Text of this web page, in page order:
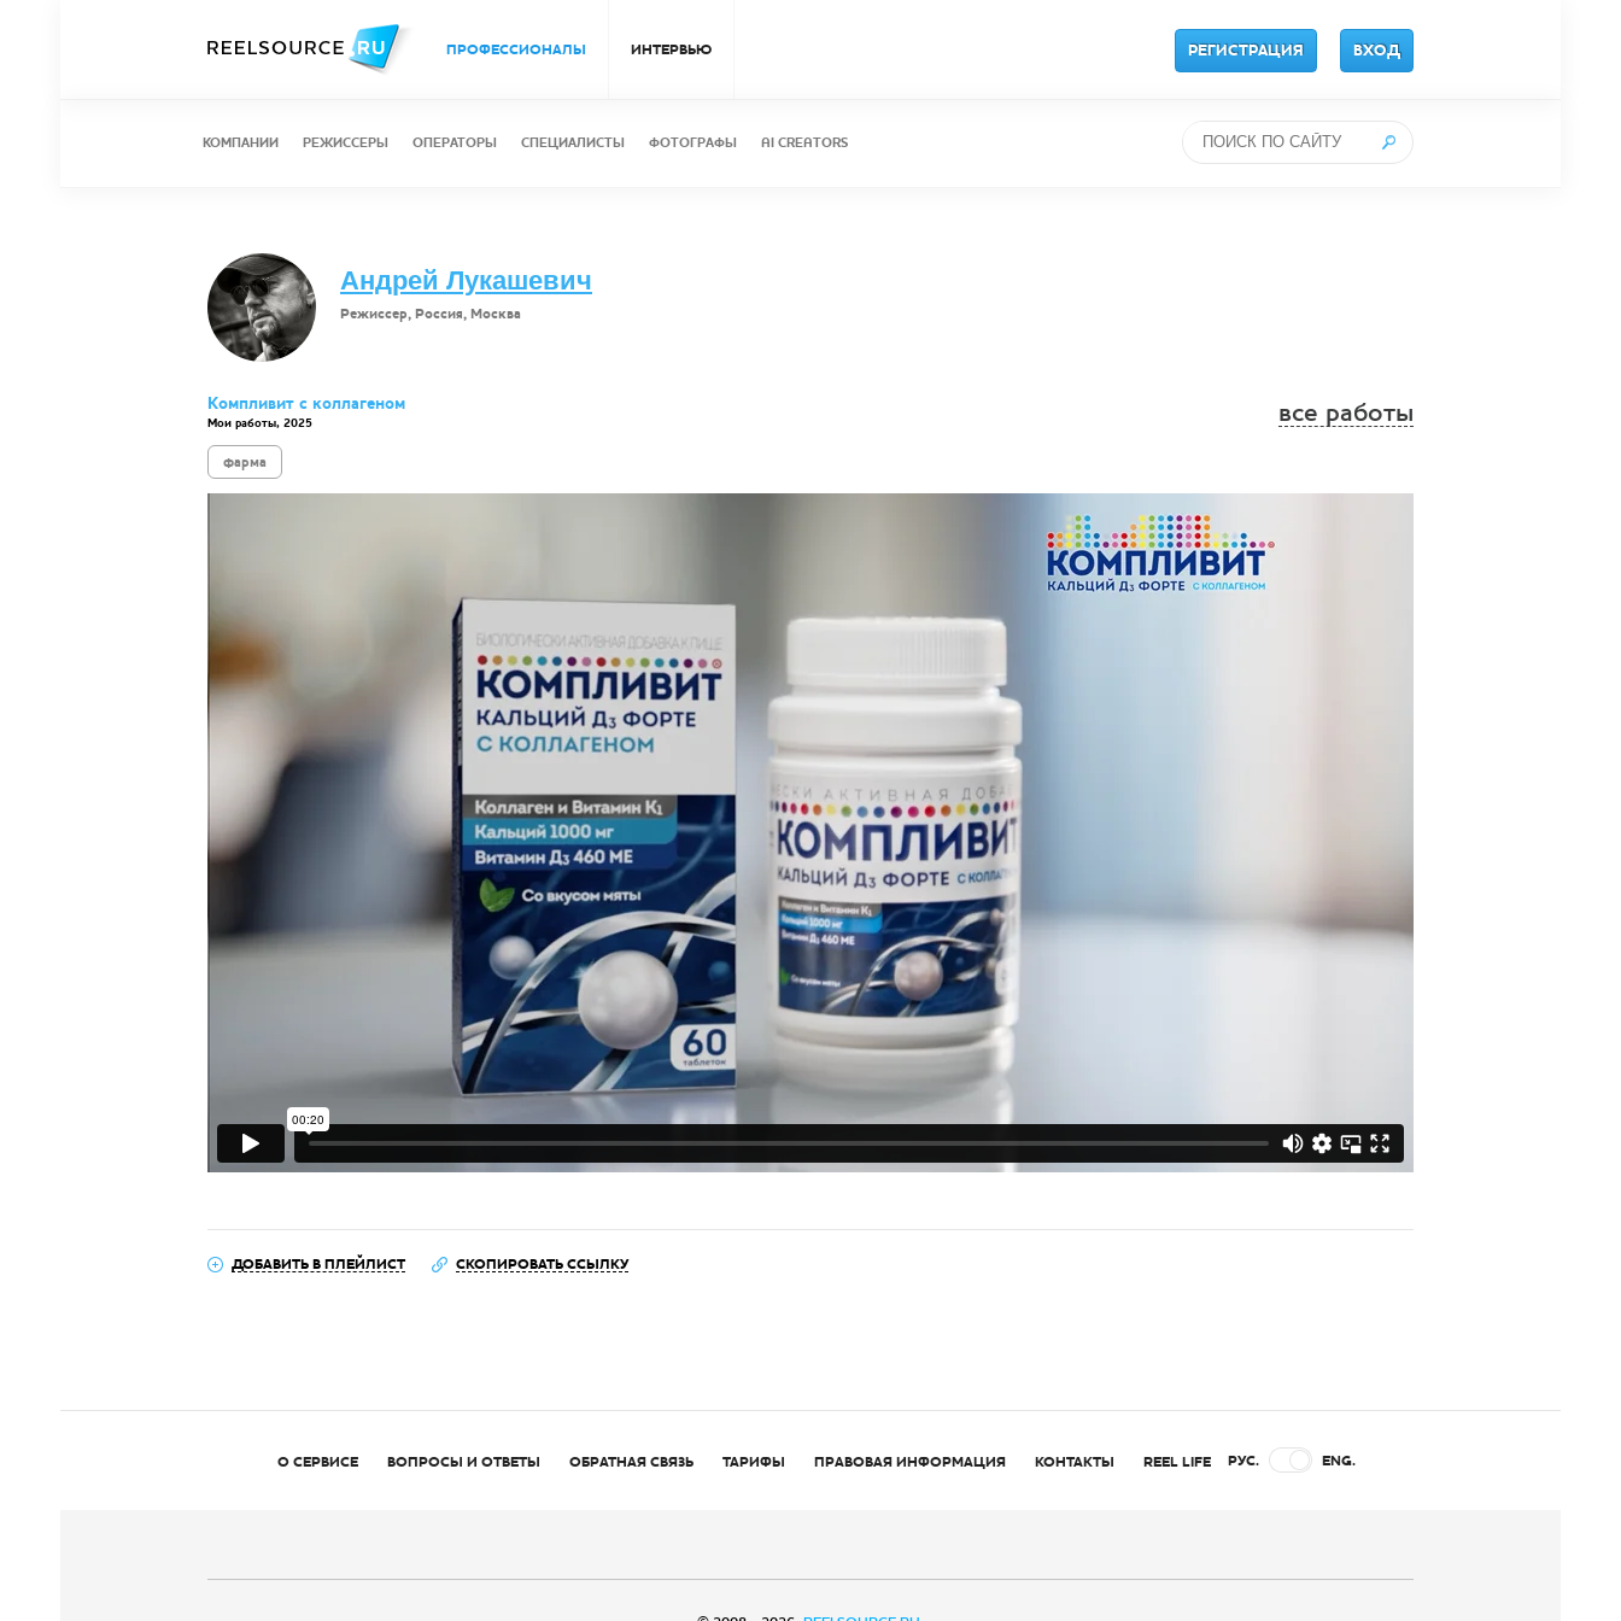
ПРОФЕССИОНАЛЫ ИНТЕРВЬЮ РЕГИСТРАЦИЯ ВХОД
КОМПАНИИ РЕЖИССЕРЫ ОПЕРАТОРЫ СПЕЦИАЛИСТЫ ФОТОГРАФЫ AI CREATORS
Андрей Лукашевич
Режиссер, Россия, Москва
Компливит с коллагеном все работы
Мои работы, 2025
фарма
ДОБАВИТЬ В ПЛЕЙЛИСТ СКОПИРОВАТЬ ССЫЛКУ
О СЕРВИСЕ ВОПРОСЫ И ОТВЕТЫ ОБРАТНАЯ СВЯЗЬ ТАРИФЫ ПРАВОВАЯ ИНФОРМАЦИЯ КОНТАКТЫ REEL LIFE РУС. ENG.